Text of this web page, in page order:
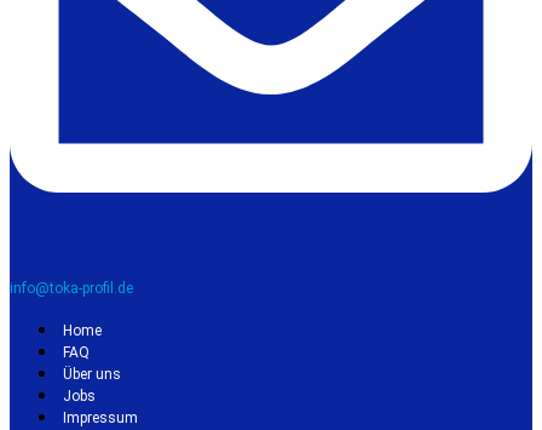
info@toka-profil.de
Home
FAQ
Über uns
Jobs
Impressum